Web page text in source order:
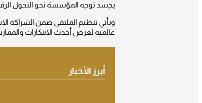
يجسد توجه المؤسسة نحو التحول
عالمية لعرض أحدث الابتكارات
أبرز الأخبار